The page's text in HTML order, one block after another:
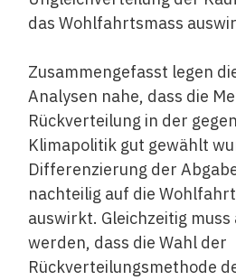
das Wohlfahrtsmass
Zusammengefasst legen
Analysen nahe, dass die
Rückverteilung in der
Klimapolitik gut gewählt
Differenzierung der
nachteilig auf die
auswirkt. Gleichzeitig
werden, dass die Wahl der
Rückverteilungsmethode